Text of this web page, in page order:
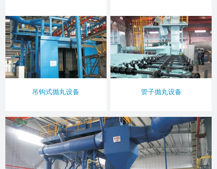
吊钩式抛丸设备 管子抛丸设备